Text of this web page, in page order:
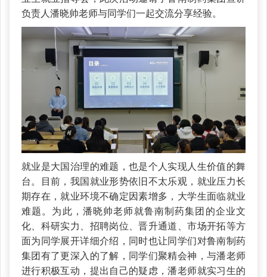
负责人潘晓帅老师与同学们一起交流分享经验。
就业是大国治理的难题，也是个人实现人生价值的舞
台。目前，我国就业形势依旧不太乐观，就业压力长
期存在，就业环境不确定因素增多，大学生面临就业
难题。为此，潘晓帅老师就鲁南制药集团的企业文
化、科研实力、招聘岗位、晋升通道、市场开拓等方
面为同学展开详细介绍，同时也让同学们对鲁南制药
集团有了更深入的了解，同学们聚精会神，与潘老师
进行积极互动，提出自己的疑虑，潘老师就实习生的